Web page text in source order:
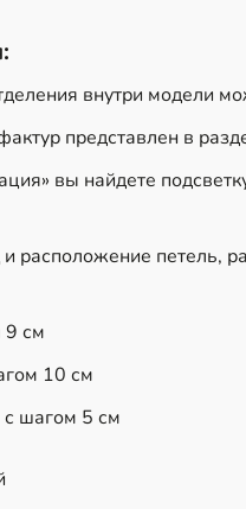
внутри модели
представлен в
вы найдете
расположение петель,
9 см
10 см
с шагом 5 см